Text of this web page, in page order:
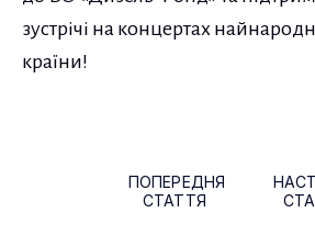
зустрічі на концертах
країни!
ПОПЕРЕДНЯ
СТАТТЯ